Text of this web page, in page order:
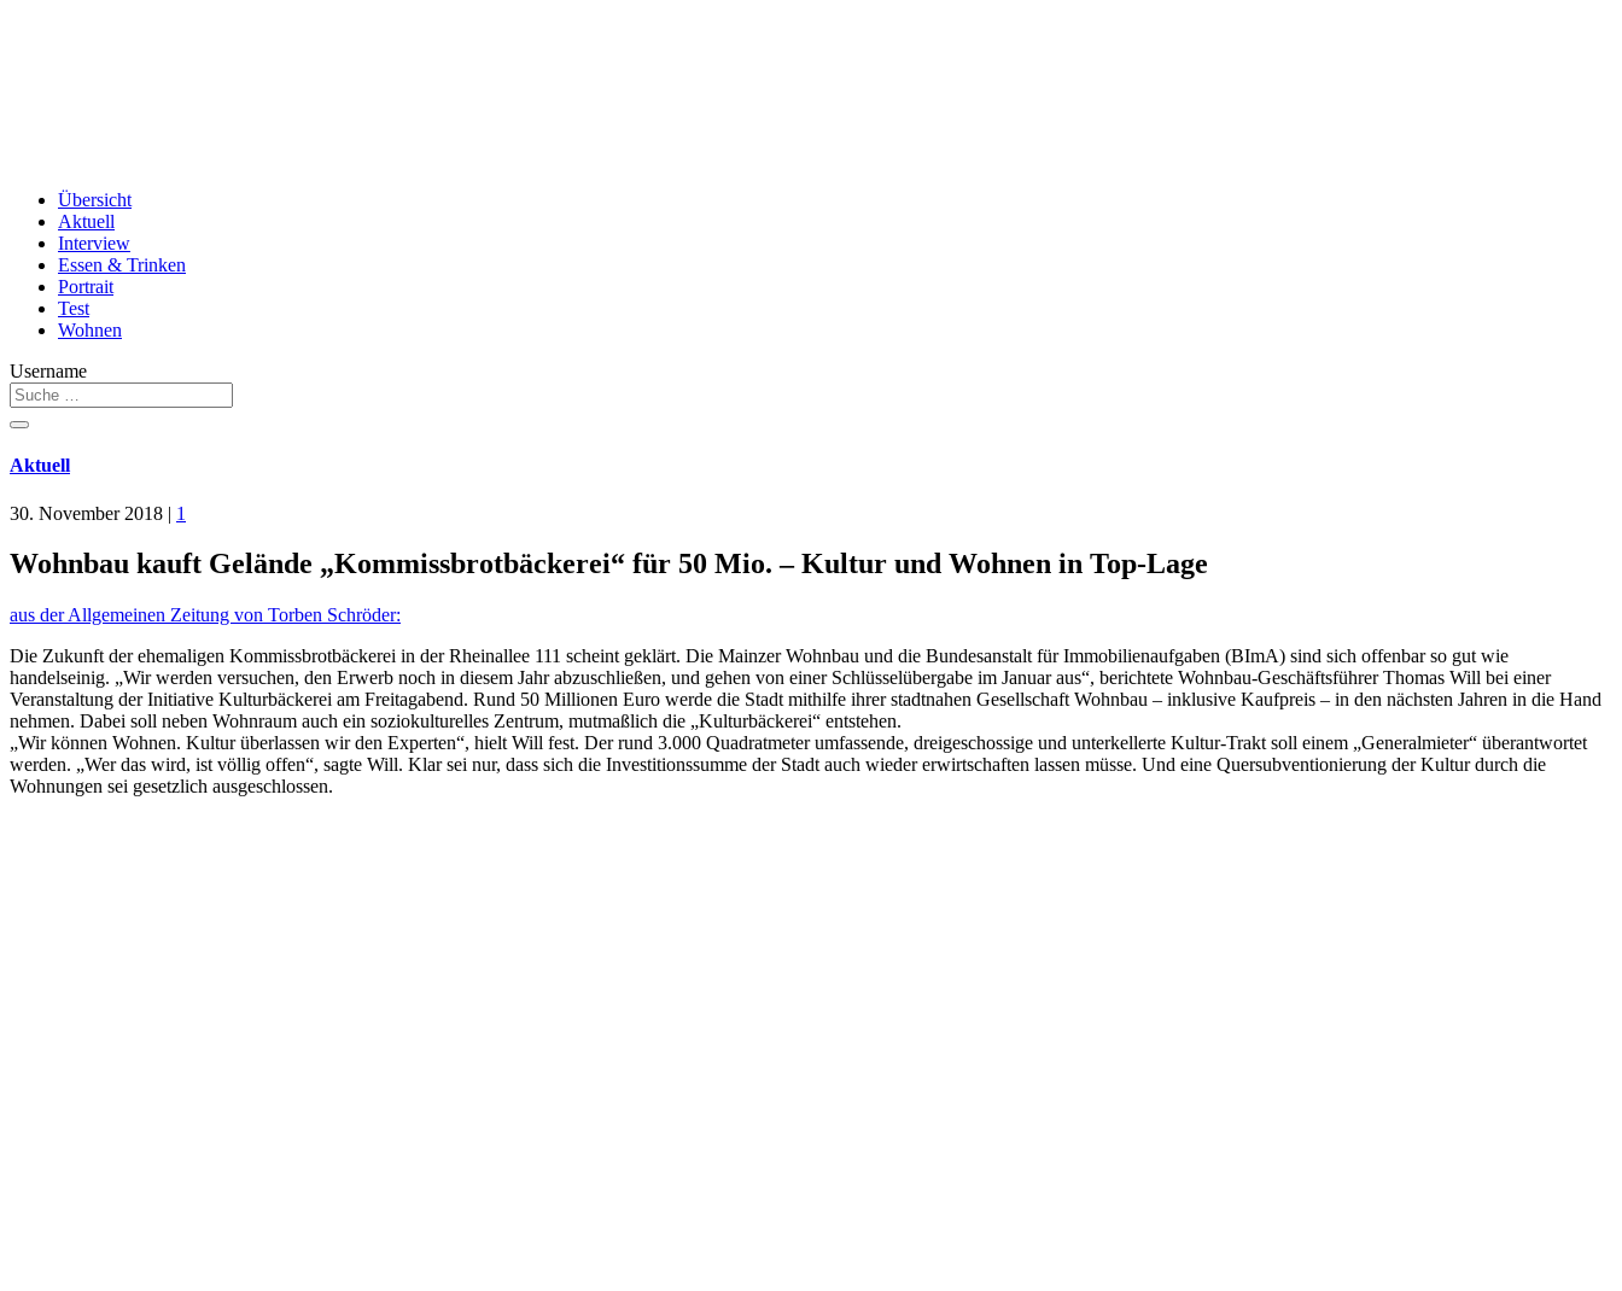
Übersicht
Aktuell
Interview
Essen & Trinken
Portrait
Test
Wohnen
Username
Aktuell
30. November 2018 | 1
Wohnbau kauft Gelände „Kommissbrotbäckerei“ für 50 Mio. – Kultur und Wohnen in Top-Lage
aus der Allgemeinen Zeitung von Torben Schröder:
Die Zukunft der ehemaligen Kommissbrotbäckerei in der Rheinallee 111 scheint geklärt. Die Mainzer Wohnbau und die Bundesanstalt für Immobilienaufgaben (BImA) sind sich offenbar so gut wie
handelseinig. „Wir werden versuchen, den Erwerb noch in diesem Jahr abzuschließen, und gehen von einer Schlüsselübergabe im Januar aus“, berichtete Wohnbau-Geschäftsführer Thomas Will bei einer
Veranstaltung der Initiative Kulturbäckerei am Freitagabend. Rund 50 Millionen Euro werde die Stadt mithilfe ihrer stadtnahen Gesellschaft Wohnbau – inklusive Kaufpreis – in den nächsten Jahren in die Hand
nehmen. Dabei soll neben Wohnraum auch ein soziokulturelles Zentrum, mutmaßlich die „Kulturbäckerei“ entstehen.
„Wir können Wohnen. Kultur überlassen wir den Experten“, hielt Will fest. Der rund 3.000 Quadratmeter umfassende, dreigeschossige und unterkellerte Kultur-Trakt soll einem „Generalmieter“ überantwortet
werden. „Wer das wird, ist völlig offen“, sagte Will. Klar sei nur, dass sich die Investitionssumme der Stadt auch wieder erwirtschaften lassen müsse. Und eine Quersubventionierung der Kultur durch die
Wohnungen sei gesetzlich ausgeschlossen.